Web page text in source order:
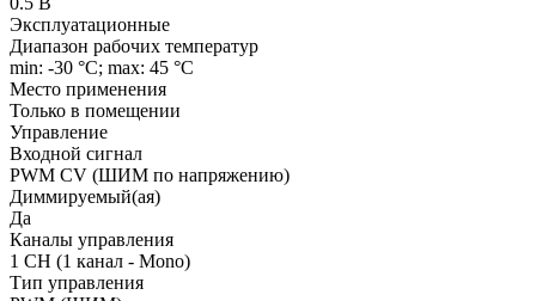
Эксплуатационные
Диапазон рабочих температур
min: -30 °C; max: 45 °C
Место применения
Только в помещении
Управление
Входной сигнал
PWM СV (ШИМ по напряжению)
Диммируемый(ая)
Да
Каналы управления
1 CH (1 канал - Mono)
Тип управления